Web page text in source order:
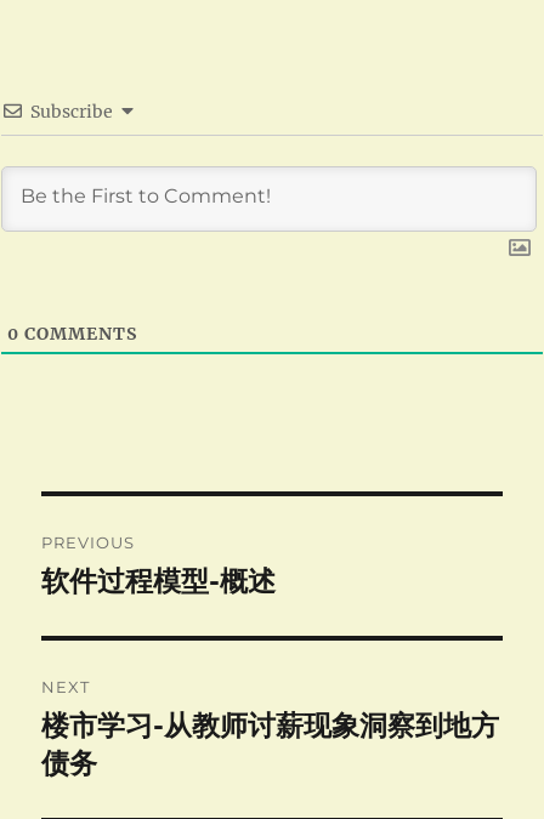
Subscribe
0 COMMENTS
navigation
PREVIOUS
Previous
软件过程模型-概述
NEXT
Next
post:
楼市学习-从教师讨薪现象洞察到地方
债务